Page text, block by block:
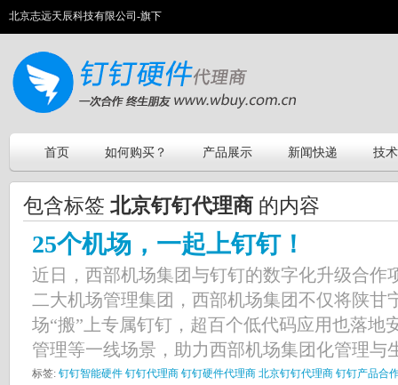
北京志远天辰科技有限公司-旗下
首页 如何购买？ 产品展示 新闻快递 技
包含标签 北京钉钉代理商 的内容
25个机场，一起上钉钉！
近日，西部机场集团与钉钉的数字化升级合作
二大机场管理集团，西部机场集团不仅将陕甘
场“搬”上专属钉钉，超百个低代码应用也落地
管理等一线场景，助力西部机场集团化管理与
标签: 钉钉智能硬件 钉钉代理商 钉钉硬件代理商 北京钉钉代理商 钉钉产品合